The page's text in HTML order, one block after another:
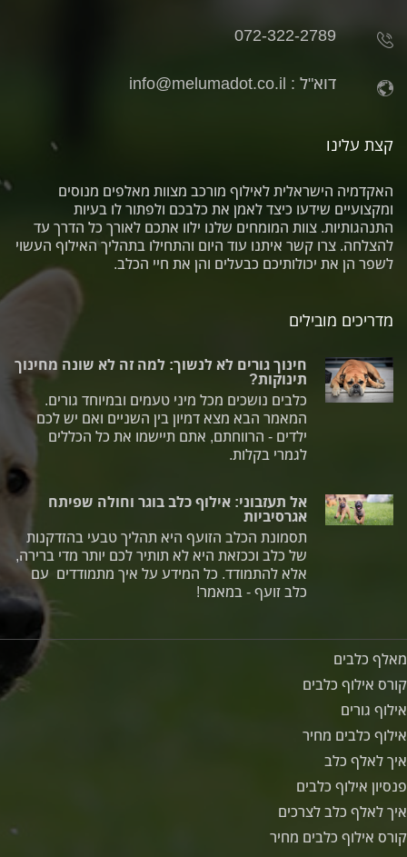
072-322-2789
דוא"ל : info@melumadot.co.il
מדריכים מובילים
חינוך גורים לא לנשוך: למה זה לא שונה מחינוך
תינוקות?
כלבים נושכים מכל מיני טעמים ובמיוחד גורים.
המאמר הבא מצא דמיון בין השניים ואם יש לכם
ילדים - הרווחתם, אתם תיישמו את כל הכללים
לגמרי בקלות.
אל תעזבוני: אילוף כלב בוגר וחולה שפיתח
אגרסיביות
תסמונת הכלב הזועף היא תהליך טבעי בהזדקנות
של כלב וככזאת היא לא תותיר לכם יותר מדי ברירה,
אלא להתמודד. כל המידע על איך מתמודדים עם
כלב זועף - במאמר!
קצת עלינו
האקדמיה הישראלית לאילוף מורכב מצוות מאלפים מנוסים
ומקצועיים שידעו כיצד לאמן את כלבכם ולפתור לו בעיות
התנהגותיות. צוות המומחים שלנו ילוו אתכם לאורך כל הדרך עד
להצלחה. צרו קשר איתנו עוד היום והתחילו בתהליך האילוף העשוי
לשפר הן את יכולותיכם כבעלים והן את חיי הכלב.
מאלף כלבים
קורס אילוף כלבים
אילוף גורים
אילוף כלבים מחיר
איך לאלף כלב
פנסיון אילוף כלבים
איך לאלף כלב לצרכים
קורס אילוף כלבים מחיר